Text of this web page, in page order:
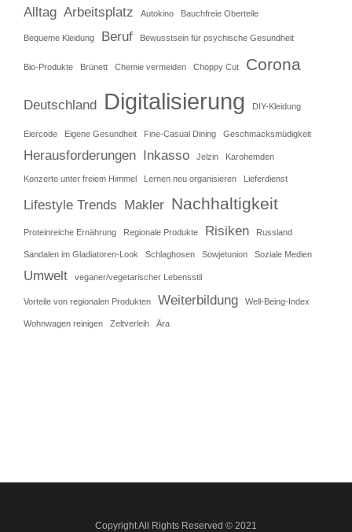
Alltag Arbeitsplatz Autokino Bauchfreie Oberteile
Bequeme Kleidung Beruf Bewusstsein für psychische Gesundheit
Bio-Produkte Brünett Chemie vermeiden Choppy Cut Corona
Deutschland Digitalisierung DIY-Kleidung
Eiercode Eigene Gesundheit Fine-Casual Dining Geschmacksmüdigkeit
Herausforderungen Inkasso Jelzin Karohemden
Konzerte unter freiem Himmel Lernen neu organisieren Lieferdienst
Lifestyle Trends Makler Nachhaltigkeit
Proteinreiche Ernährung Regionale Produkte Risiken Russland
Sandalen im Gladiatoren-Look Schlaghosen Sowjetunion Soziale Medien
Umwelt veganer/vegetarischer Lebensstil
Vorteile von regionalen Produkten Weiterbildung Well-Being-Index
Wohnwagen reinigen Zeltverleih Ära
Copyright All Rights Reserved © 2021